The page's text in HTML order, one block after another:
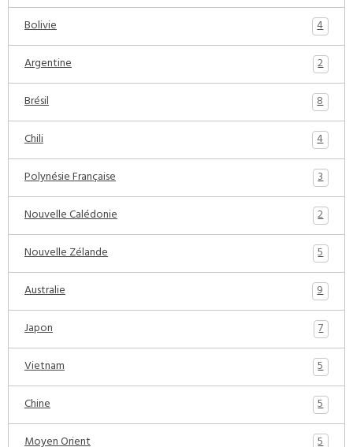
Bolivie
4
Argentine
2
Brésil
8
Chili
4
Polynésie Française
3
Nouvelle Calédonie
2
Nouvelle Zélande
5
Australie
9
Japon
7
Vietnam
5
Chine
5
Moyen Orient
5